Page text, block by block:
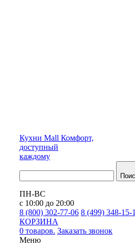
Кухни Mall Комфорт,
доступный
каждому
ПН-ВС
с 10:00 до 20:00
8 (800) 302-77-06 8 (499) 348-15-
КОРЗИНА
0 товаров. Заказать звонок
Меню